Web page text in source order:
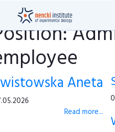
Aneta
Read more...